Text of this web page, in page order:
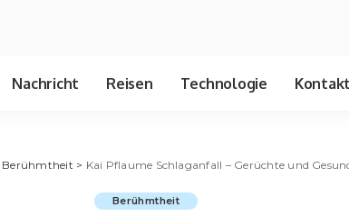
Nachricht Reisen Technologie
Berühmtheit > Kai Pflaume Schlaganfall – Gerüchte und
Berühmtheit